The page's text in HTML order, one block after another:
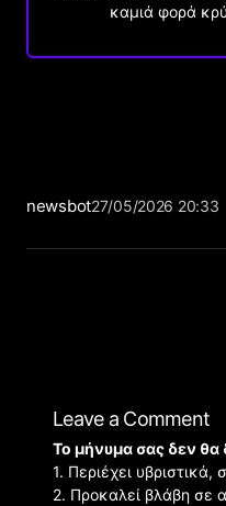
καμιά φορά
newsbot27/05/2026 20:33
Leave a Comment
Το μήνυμα σας δεν θα
1. Περιέχει
2. Προκαλεί βλάβη σε